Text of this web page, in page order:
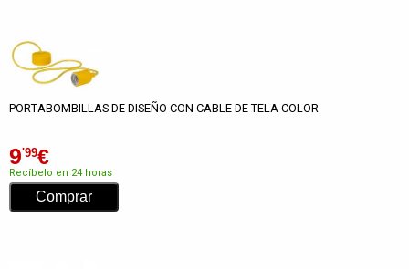
PORTABOMBILLAS DE DISEÑO CON CABLE DE TELA COLOR
9'99€
Recíbelo en 24 horas